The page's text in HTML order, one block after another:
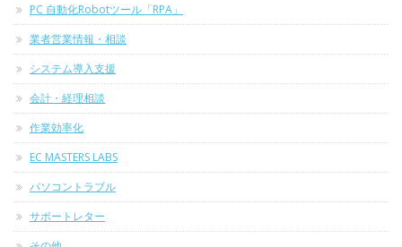
PC 自動化Robotツール「RPA」
業者営業情報・相談
システム導入支援
会計・経理相談
作業効率化
EC MASTERS LABS
パソコントラブル
サポートレター